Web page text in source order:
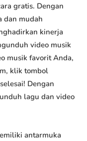
gratis. Dengan
dan mudah
kinerja
video musik
musik favorit Anda,
klik tombol
Dengan
lagu dan video
antarmuka